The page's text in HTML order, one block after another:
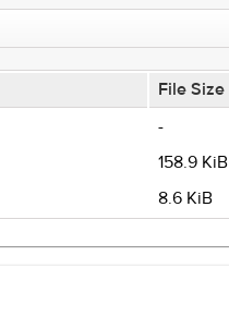
File Size
-
158.9 KiB
8.6 KiB